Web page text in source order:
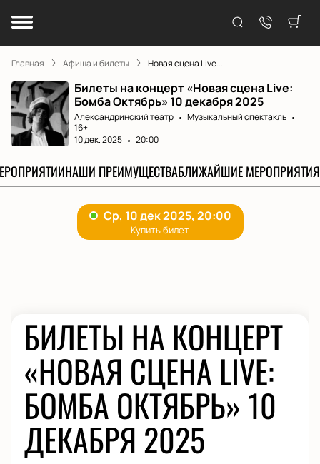
Главная Афиша и билеты Новая сцена Live...
Билеты на концерт «Новая сцена Live:
Бомба Октябрь» 10 декабря 2025
Александринский театр
Музыкальный спектакль
16+
10 дек. 2025
20:00
НАШИ ПРЕИМУЩЕСТВАБЛИЖАЙШИЕ МЕРОПРИЯТИЯ
БИЛЕТЫ НА КОНЦЕРТ
«НОВАЯ СЦЕНА LIVE:
БОМБА ОКТЯБРЬ» 10
ДЕКАБРЯ 2025